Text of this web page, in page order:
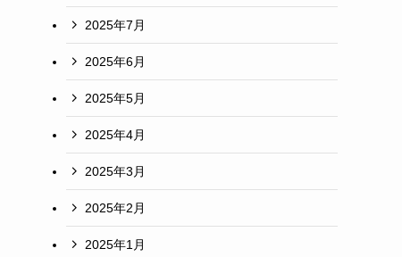
2025年7月
2025年6月
2025年5月
2025年4月
2025年3月
2025年2月
2025年1月